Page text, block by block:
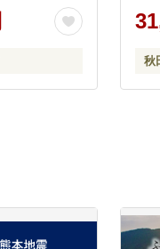
精
秋
秋